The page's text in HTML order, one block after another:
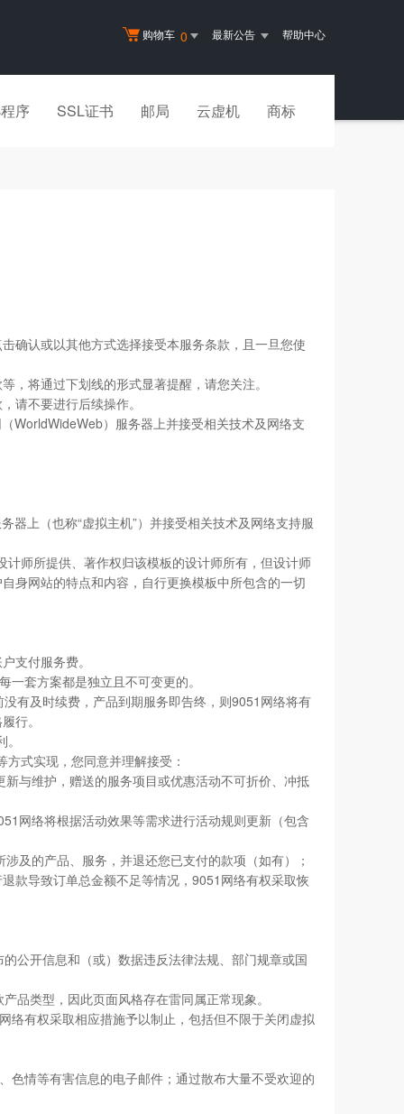
购物车 0 最新公告 帮助中心
序 SSL证书 邮局 云虚机 商标
确认或以其他方式选择接受本服务条款，且一旦您使
，将通过下划线的形式显著提醒，请您关注。
请不要进行后续操作。
WorldWideWeb）服务器上并接受相关技术及网络支
上（也称“虚拟主机”）并接受相关技术及网络支持服
师所提供、著作权归该模板的设计师所有，但设计师
身网站的特点和内容，自行更换模板中所包含的一切
支付服务费。
套方案都是独立且不可变更的。
有及时续费，产品到期服务即告终，则9051网络将有
行。
式实现，您同意并理解接受：
与维护，赠送的服务项目或优惠活动不可折价、冲抵
网络将根据活动效果等需求进行活动规则更新（包含
及的产品、服务，并退还您已支付的款项（如有）；
款导致订单总金额不足等情况，9051网络有权采取恢
公开信息和（或）数据违反法律法规、部门规章或国
品类型，因此页面风格存在雷同属正常现象。
络有权采取相应措施予以制止，包括但不限于关闭虚拟
色情等有害信息的电子邮件；通过散布大量不受欢迎的